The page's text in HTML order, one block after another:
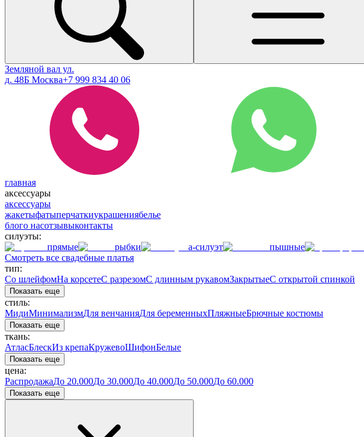
Земляной вал ул.
д. 48Б Москва+7 999 834 40 06
главная
аксессуары
аксессуары
жакетыфатыперчаткиукрашениябелье
блого насотзывыконтакты
силуэты:
прямые
рыбки а-силуэт пышные
Смотреть все свадебные платья
тип:
Со шлейфомНа корсетеС разрезомС длинным рукавомЗакрытыеС открытой спинкой
Показать еще
стиль:
МидиМинимализмДля венчанияДля беременныхПляжныеБрючные костюмы
Показать еще
ткань:
АтласБлескИз крепаКружевоШифонБелые
Показать еще
цена:
РаспродажаДо 20.000До 30.000До 40.000До 50.000До 60.000
Показать еще